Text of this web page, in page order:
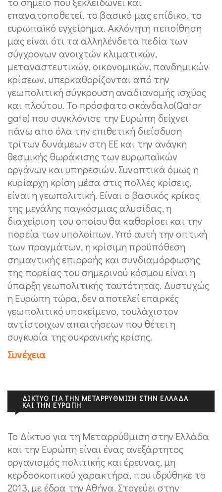
επανατοποθετεί, το βασικό μας επίδικο, το
ευρωπαϊκό εγχείρημα. Ακλόνητη πεποίθηση
μας είναι ότι τα αλληλένδετα πεδία των
σύγχρονων ανοιχτών κλιματικών,
μεταναστευτικών, οικονομικών, πανδημικών
κρίσεων, υπερκαθορίζονται από την
γεωπολιτική σύγκρουση αναδιανομής ισχύος
και πλούτου. Το πρόσφατο σκάνδαλο(Qatar
gate) που συγκλόνισε την Ευρώπη δείχνει
πάνω απο όλα την επιθετική διείσδυση
τρίτων δυνάμεων στη ΕΕ και την ανάγκη
θεσμικής θωράκισης των ευρωπαϊκών
οργάνων και υπηρεσιών. Συνοπτικά όμως η
κυρίαρχη κρίση μέσα στις πολλές κρίσεις,
είναι η γεωπολιτική. Είναι ο βασικός κρίκος
της μεγάλης παγκόσμιας αλυσίδας, η
διαχείριση του οποίου θα καθορίσει και την
πορεία των υπολοίπων. Υπό αυτή την οπτική
των πραγμάτων, η κρίσιμη προϋπόθεση
σημαντικής επιρροής και συνδιαμόρφωσης
της πορείας του σημερινού κόσμου είναι η
ύπαρξη γεωπολιτικής ταυτότητας. Δυστυχώς
η Ευρώπη τώρα, δεν αποτελεί επαρκές
γεωπολιτικό υποκείμενο, τουλάχιστον
αντίστοιχων απαιτήσεων που θέτει η
συγκυρία της ουκρανικής κρίσης.
Συνέχεια
ΔΊΚΤΥΟ ΓΙΑ ΤΗΝ ΜΕΤΑΡΡΎΘΜΙΣΗ ΣΤΗΝ ΕΛΛΆΔΑ
ΚΑΙ ΤΗΝ ΕΥΡΏΠΗ
Το Δίκτυο για τη Μεταρρύθμιση στην Ελλάδα
και την Ευρώπη είναι ένας ανεξάρτητος
οργανισμός πολιτικής και έρευνας, μη
κερδοσκοπικού χαρακτήρα, που ιδρύθηκε το
2013, με έδρα την Αθήνα. Στοχεύει στην